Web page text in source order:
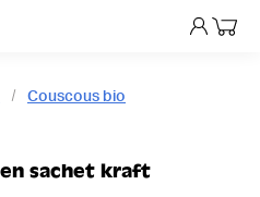
Mon
Couscous bio
sachet kraft